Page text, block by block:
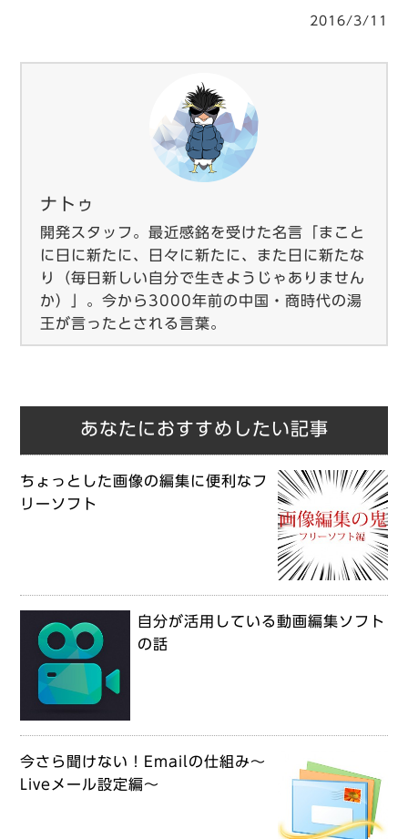
2016/3/11
ナトゥ
開発スタッフ。最近感銘を受けた名言「まこと
に日に新たに、日々に新たに、また日に新たな
り（毎日新しい自分で生きようじゃありません
か）」。今から3000年前の中国・商時代の湯
王が言ったとされる言葉。
あなたにおすすめしたい記事
ちょっとした画像の編集に便利なフ
リーソフト
自分が活用している動画編集ソフト
の話
今さら聞けない！Emailの仕組み～
Liveメール設定編～